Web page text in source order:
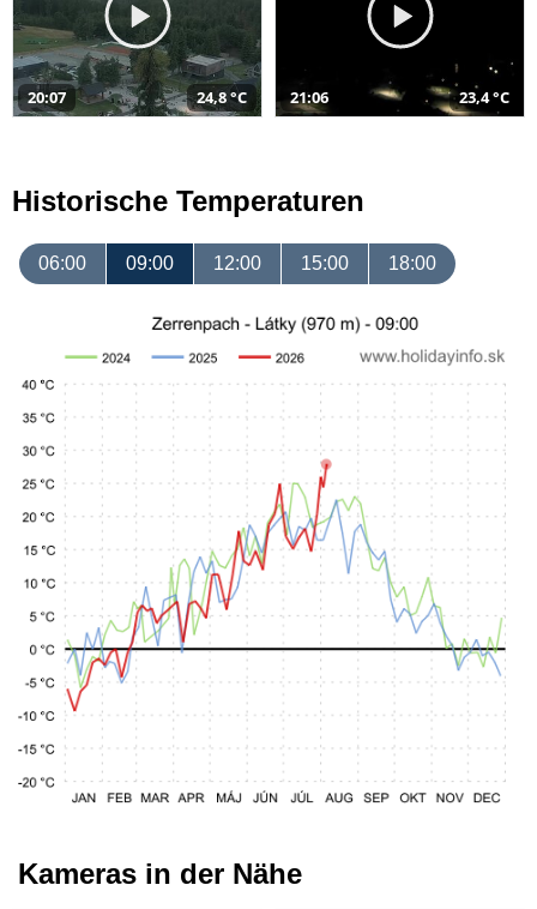
20:07 24,8 °C 21:06 23,4 °C
Historische Temperaturen
06:00 09:00 12:00 15:00 18:00
Kameras in der Nähe